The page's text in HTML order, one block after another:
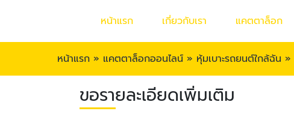
หน้าแรก เกี่ยวกับเรา แคตตาล็อก
หน้าแรก » แคตตาล็อกออนไลน์ » หุ้มเบาะรถยนต์ใกล้ฉัน »
ขอรายละเอียดเพิ่มเติม